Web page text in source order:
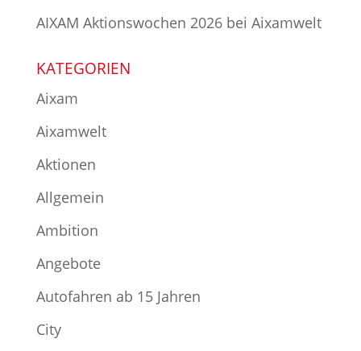
AIXAM Aktionswochen 2026 bei Aixamwelt
KATEGORIEN
Aixam
Aixamwelt
Aktionen
Allgemein
Ambition
Angebote
Autofahren ab 15 Jahren
City